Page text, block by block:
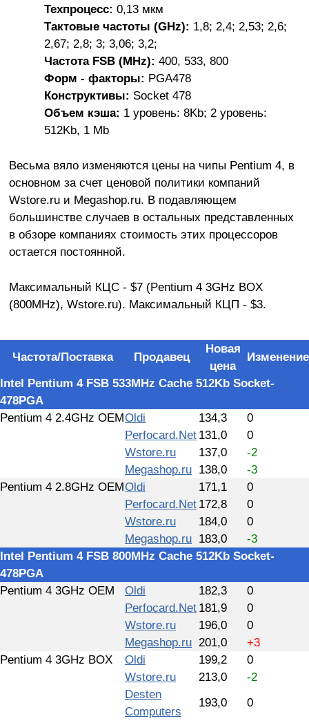
Техпроцесс: 0,13 мкм
Тактовые частоты (GHz): 1,8; 2,4; 2,53; 2,6;
2,67; 2,8; 3; 3,06; 3,2;
Частота FSB (MHz): 400, 533, 800
Форм - факторы: PGA478
Конструктивы: Socket 478
Объем кэша: 1 уровень: 8Kb; 2 уровень:
512Kb, 1 Mb
Весьма вяло изменяются цены на чипы Pentium 4, в
основном за счет ценовой политики компаний
Wstore.ru и Megashop.ru. В подавляющем
большинстве случаев в остальных представленных
в обзоре компаниях стоимость этих процессоров
остается постоянной.
Максимальный КЦС - $7 (Pentium 4 3GHz BOX
(800MHz), Wstore.ru). Максимальный КЦП - $3.
Частота/Поставка Продавец
Новая
цена
Изменение
Intel Pentium 4 FSB 533MHz Cache 512Kb Socket-
478PGA
Pentium 4 2.4GHz OEMOldi 134,3
0
Perfocard.Net 131,0
0
Wstore.ru
137,0
-2
Megashop.ru 138,0
-3
Pentium 4 2.8GHz OEMOldi 171,1
0
Perfocard.Net 172,8
0
Wstore.ru
184,0
0
Megashop.ru 183,0
-3
Intel Pentium 4 FSB 800MHz Cache 512Kb Socket-
478PGA
Pentium 4 3GHz OEM
Oldi 182,3
0
Perfocard.Net 181,9
0
Wstore.ru
196,0
0
Megashop.ru 201,0
+3
Pentium 4 3GHz BOX
Oldi 199,2
0
Wstore.ru
213,0
-2
Desten
Computers
193,0
0